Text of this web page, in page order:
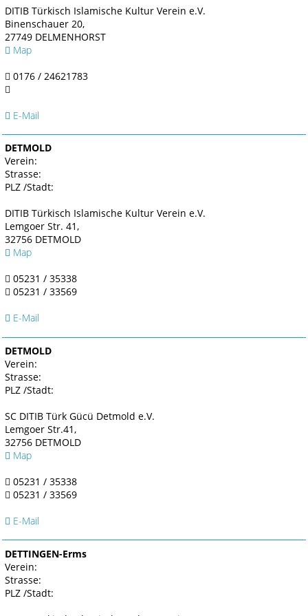
DITIB Türkisch Islamische Kultur Verein e.V.
Binenschauer 20,
27749 DELMENHORST
Map
0176 / 24621783
E-Mail
DETMOLD
Verein:
Strasse:
PLZ /Stadt:
DITIB Türkisch Islamische Kultur Verein e.V.
Lemgoer Str. 41,
32756 DETMOLD
Map
05231 / 35338
05231 / 33569
E-Mail
DETMOLD
Verein:
Strasse:
PLZ /Stadt:
SC DITIB Türk Gücü Detmold e.V.
Lemgoer Str.41,
32756 DETMOLD
Map
05231 / 35338
05231 / 33569
E-Mail
DETTINGEN-Erms
Verein:
Strasse:
PLZ /Stadt: